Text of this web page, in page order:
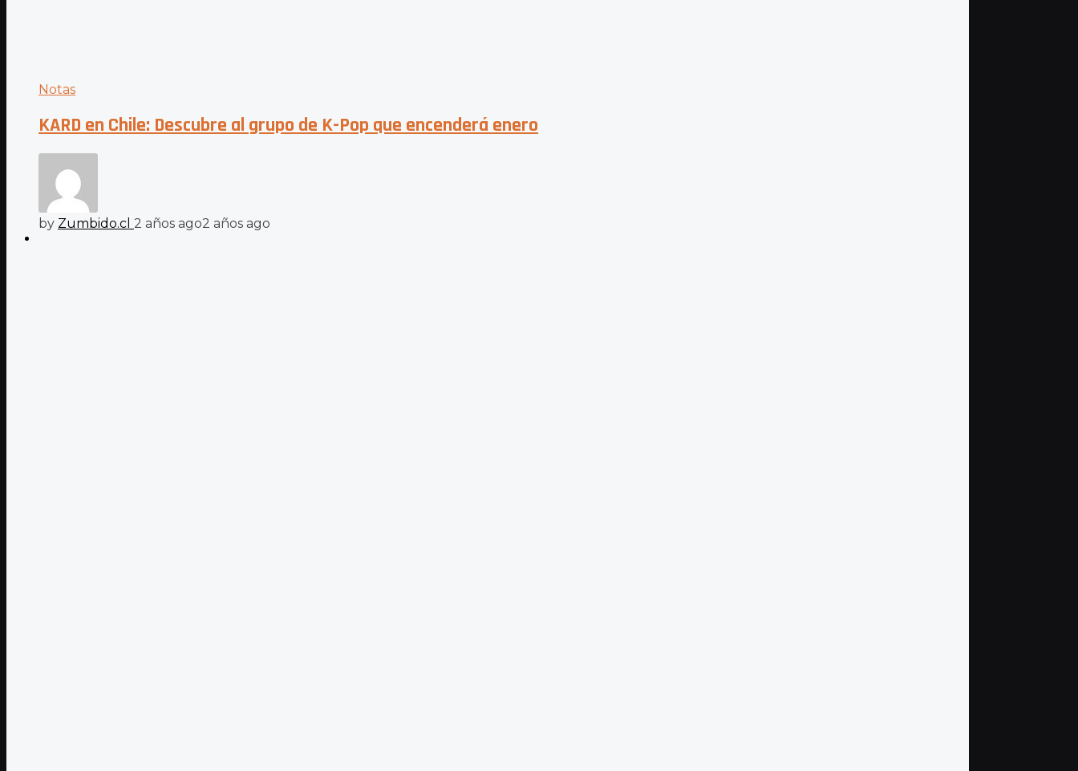
Notas
KARD en Chile: Descubre al grupo de K-Pop que encenderá enero
by Zumbido.cl 2 años ago2 años ago